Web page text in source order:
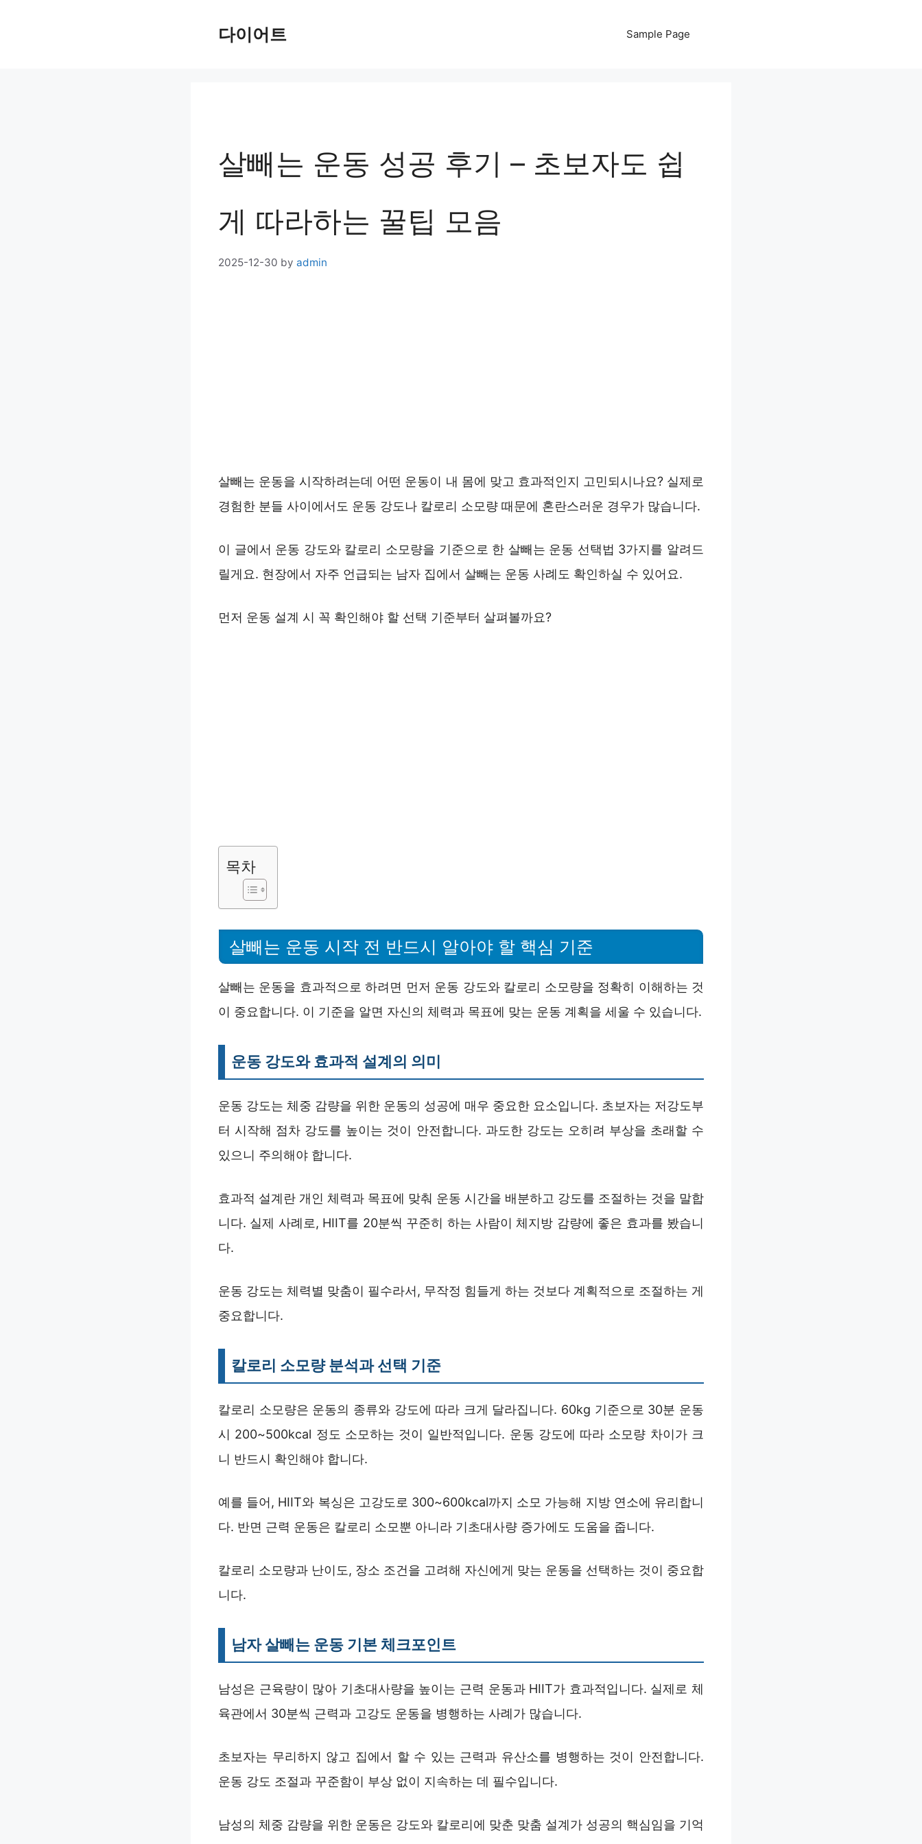
다이어트 Sample Page
살빼는 운동 성공 후기 – 초보자도 쉽
게 따라하는 꿀팁 모음
2025-12-30 by admin
살빼는 운동을 시작하려는데 어떤 운동이 내 몸에 맞고 효과적인지 고민되시나요? 실제로
경험한 분들 사이에서도 운동 강도나 칼로리 소모량 때문에 혼란스러운 경우가 많습니다.
이 글에서 운동 강도와 칼로리 소모량을 기준으로 한 살빼는 운동 선택법 3가지를 알려드
릴게요. 현장에서 자주 언급되는 남자 집에서 살빼는 운동 사례도 확인하실 수 있어요.
먼저 운동 설계 시 꼭 확인해야 할 선택 기준부터 살펴볼까요?
목차
살빼는 운동 시작 전 반드시 알아야 할 핵심 기준
살빼는 운동을 효과적으로 하려면 먼저 운동 강도와 칼로리 소모량을 정확히 이해하는 것
이 중요합니다. 이 기준을 알면 자신의 체력과 목표에 맞는 운동 계획을 세울 수 있습니다.
운동 강도와 효과적 설계의 의미
운동 강도는 체중 감량을 위한 운동의 성공에 매우 중요한 요소입니다. 초보자는 저강도부
터 시작해 점차 강도를 높이는 것이 안전합니다. 과도한 강도는 오히려 부상을 초래할 수
있으니 주의해야 합니다.
효과적 설계란 개인 체력과 목표에 맞춰 운동 시간을 배분하고 강도를 조절하는 것을 말합
니다. 실제 사례로, HIIT를 20분씩 꾸준히 하는 사람이 체지방 감량에 좋은 효과를 봤습니
다.
운동 강도는 체력별 맞춤이 필수라서, 무작정 힘들게 하는 것보다 계획적으로 조절하는 게
중요합니다.
칼로리 소모량 분석과 선택 기준
칼로리 소모량은 운동의 종류와 강도에 따라 크게 달라집니다. 60kg 기준으로 30분 운동
시 200~500kcal 정도 소모하는 것이 일반적입니다. 운동 강도에 따라 소모량 차이가 크
니 반드시 확인해야 합니다.
예를 들어, HIIT와 복싱은 고강도로 300~600kcal까지 소모 가능해 지방 연소에 유리합니
다. 반면 근력 운동은 칼로리 소모뿐 아니라 기초대사량 증가에도 도움을 줍니다.
칼로리 소모량과 난이도, 장소 조건을 고려해 자신에게 맞는 운동을 선택하는 것이 중요합
니다.
남자 살빼는 운동 기본 체크포인트
남성은 근육량이 많아 기초대사량을 높이는 근력 운동과 HIIT가 효과적입니다. 실제로 체
육관에서 30분씩 근력과 고강도 운동을 병행하는 사례가 많습니다.
초보자는 무리하지 않고 집에서 할 수 있는 근력과 유산소를 병행하는 것이 안전합니다.
운동 강도 조절과 꾸준함이 부상 없이 지속하는 데 필수입니다.
남성의 체중 감량을 위한 운동은 강도와 칼로리에 맞춘 맞춤 설계가 성공의 핵심임을 기억